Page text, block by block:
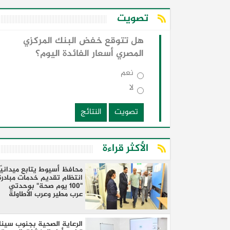
تصويت
هل تتوقع خفض البنك المركزي
المصري أسعار الفائدة اليوم؟
نعم
لا
تصويت
النتائج
الأكثر قراءة
محافظ أسيوط يتابع
انتظام تقديم خدمات
"100 يوم صحة" بوحدتي
عرب مطير وعرب الأطاولة
الرعاية الصحية بجنوب